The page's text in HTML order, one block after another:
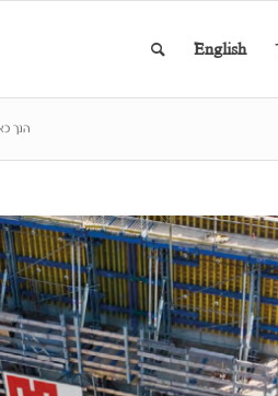
English
הנך